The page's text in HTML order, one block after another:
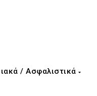
/ Ασφαλιστικά